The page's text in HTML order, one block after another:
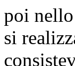
poi
si